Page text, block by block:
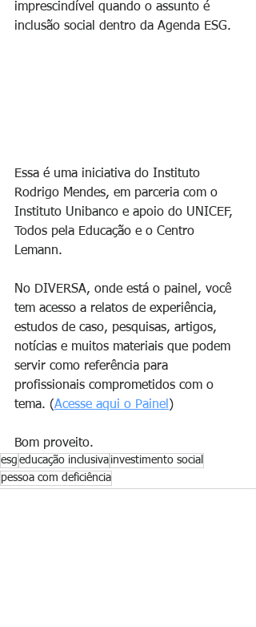
imprescindível quando o assunto é
inclusão social dentro da Agenda ESG.
Essa é uma iniciativa do Instituto
Rodrigo Mendes, em parceria com o
Instituto Unibanco e apoio do UNICEF,
Todos pela Educação e o Centro
Lemann.
No DIVERSA, onde está o painel, você
tem acesso a relatos de experiência,
estudos de caso, pesquisas, artigos,
notícias e muitos materiais que podem
servir como referência para
profissionais comprometidos com o
tema. (Acesse aqui o Painel )
Bom proveito.
esg educação inclusivainvestimento social
pessoa com deficiência